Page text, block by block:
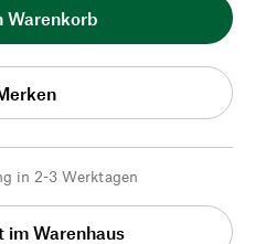
Warenkorb
in 2-3 Werktagen
im Warenhaus